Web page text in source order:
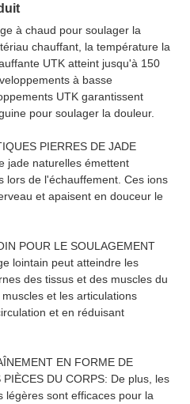
à chaud pour soulager la
chauffant, la température la
UTK atteint jusqu'à 150
à basse
UTK garantissent
pour soulager la douleur.
PIERRES DE JADE
jade naturelles émettent
lors de l'échauffement. Ces ions
et apaisent en douceur le
POUR LE SOULAGEMENT
lointain peut atteindre les
des tissus et des muscles du
et les articulations
et en réduisant
EN FORME DE
DU CORPS: De plus, les
légères sont efficaces pour la